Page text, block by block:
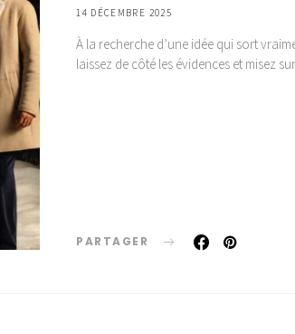
14 DÉCEMBRE 2025
À la recherche d’une idée qui sort
laissez de côté les évidences et misez
PARTAGER